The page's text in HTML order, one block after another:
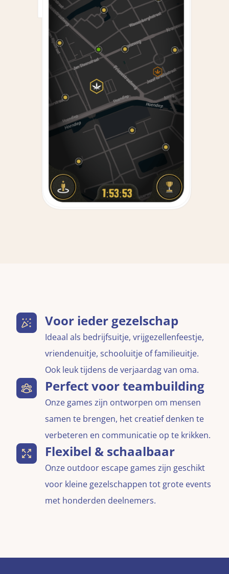
Voor ieder gezelschap
Ideaal als bedrijfsuitje, vrijgezellenfeestje,
vriendenuitje, schooluitje of familieuitje.
Ook leuk tijdens de verjaardag van oma.
Perfect voor teambuilding
Onze games zijn ontworpen om mensen
samen te brengen, het creatief denken te
verbeteren en communicatie op te krikken.
Flexibel & schaalbaar
Onze outdoor escape games zijn geschikt
voor kleine gezelschappen tot grote events
met honderden deelnemers.